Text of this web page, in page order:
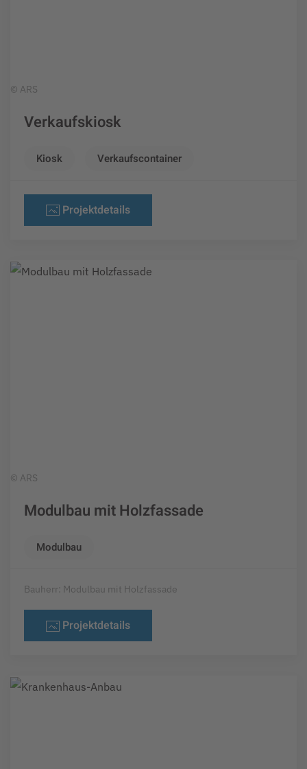
© ARS
Verkaufskiosk
Kiosk Verkaufscontainer
Projektdetails
© ARS
Modulbau mit Holzfassade
Modulbau
Bauherr: Modulbau mit Holzfassade
Projektdetails